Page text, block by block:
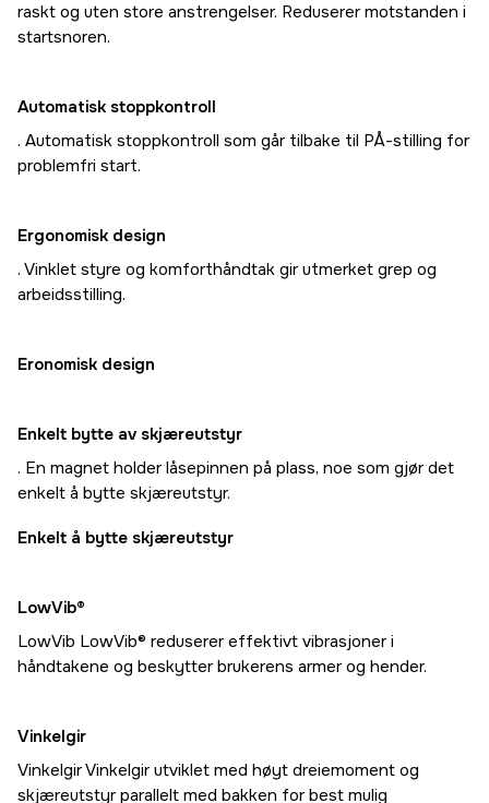
raskt og uten store anstrengelser. Reduserer motstanden i
startsnoren.
Automatisk stoppkontroll
. Automatisk stoppkontroll som går tilbake til PÅ-stilling for
problemfri start.
Ergonomisk design
. Vinklet styre og komforthåndtak gir utmerket grep og
arbeidsstilling.
Eronomisk design
Enkelt bytte av skjæreutstyr
. En magnet holder låsepinnen på plass, noe som gjør det
enkelt å bytte skjæreutstyr.
Enkelt å bytte skjæreutstyr
LowVib®
LowVib LowVib® reduserer effektivt vibrasjoner i
håndtakene og beskytter brukerens armer og hender.
Vinkelgir
Vinkelgir Vinkelgir utviklet med høyt dreiemoment og
skjæreutstyr parallelt med bakken for best mulig